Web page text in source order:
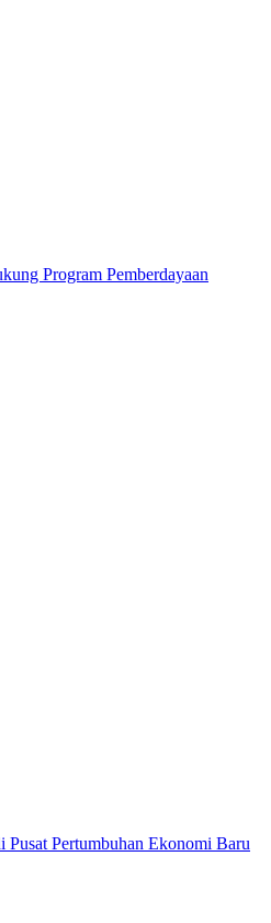
Program Pemberdayaan
Pusat Pertumbuhan Ekonomi Baru